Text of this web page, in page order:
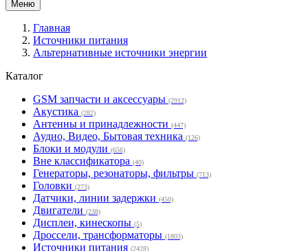
Меню
Главная
Источники питания
Альтернативные источники энергии
Каталог
GSM запчасти и аксессуары (2912)
Акустика (282)
Антенны и принадлежности (447)
Аудио, Видео, Бытовая техника (126)
Блоки и модули (656)
Вне классификатора (40)
Генераторы, резонаторы, фильтры (713)
Головки (273)
Датчики, линии задержки (450)
Двигатели (238)
Дисплеи, кинескопы (5)
Дроссели, трансформаторы (1803)
Источники питания (2428)